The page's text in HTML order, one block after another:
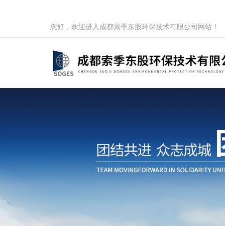
您好，欢迎进入成都索季东股环保技术有限公司网站！